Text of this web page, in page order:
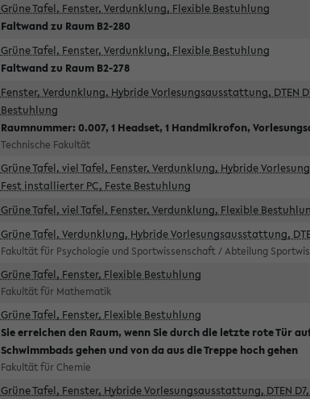
Grüne Tafel, Fenster, Verdunklung, Flexible Bestuhlung
Faltwand zu Raum B2-280
Grüne Tafel, Fenster, Verdunklung, Flexible Bestuhlung
Faltwand zu Raum B2-278
Fenster, Verdunklung, Hybride Vorlesungsausstattung, DTEN
Bestuhlung
Raumnummer: 0.007, 1 Headset, 1 Handmikrofon,
Technische Fakultät
Grüne Tafel, viel Tafel, Fenster, Verdunklung, Hybride
Fest installierter PC, Feste Bestuhlung
Grüne Tafel, viel Tafel, Fenster, Verdunklung, Flexible
Grüne Tafel, Verdunklung, Hybride Vorlesungsausstattung,
Fakultät für Psychologie und Sportwissenschaft / Abteilung
Grüne Tafel, Fenster, Flexible Bestuhlung
Fakultät für Mathematik
Grüne Tafel, Fenster, Flexible Bestuhlung
Sie erreichen den Raum, wenn Sie durch die letzte rote Tür
Schwimmbads gehen und von da aus die Treppe hoch gehen
Fakultät für Chemie
Grüne Tafel, Fenster, Hybride Vorlesungsausstattung, DTEN